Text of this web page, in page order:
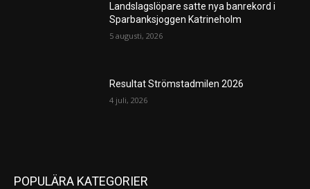
Landslagslöpare satte nya banrekord i
Sparbanksjoggen Katrineholm
5 augusti, 2026
Resultat Strömstadmilen 2026
4 juli, 2026
POPULÄRA KATEGORIER